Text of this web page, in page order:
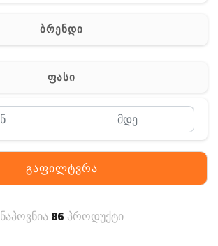
ბრენდი
ფასი
გაფილტვრა
ნაპოვნია86 პროდუქტი